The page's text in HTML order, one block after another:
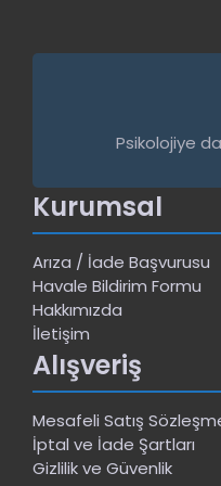
Psikolojiye
Kurumsal
Arıza / İade Başvurusu
Havale Bildirim Formu
Hakkımızda
İletişim
Alışveriş
Mesafeli Satış
İptal ve İade Şartları
Gizlilik ve Güvenlik